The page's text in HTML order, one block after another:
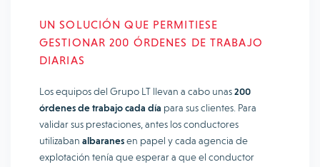
UN SOLUCIÓN QUE PERMITIESE
GESTIONAR 200 ÓRDENES DE TRABAJO
DIARIAS
Los equipos del Grupo LT llevan a cabo unas200
órdenes de trabajo cada día para sus clientes. Para
validar sus prestaciones, antes los conductores
utilizaban albaranesen papel y cada agencia de
explotación tenía que esperar a que el conductor